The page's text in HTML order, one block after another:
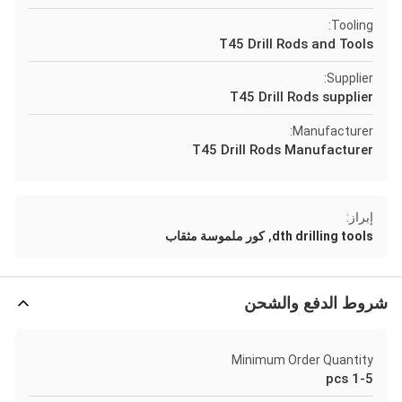
Tooling:
T45 Drill Rods and Tools
Supplier:
T45 Drill Rods supplier
Manufacturer:
T45 Drill Rods Manufacturer
إبراز:
dth drilling tools
,كور ملموسة مثقاب
شروط الدفع والشحن
Minimum Order Quantity
1-5 pcs